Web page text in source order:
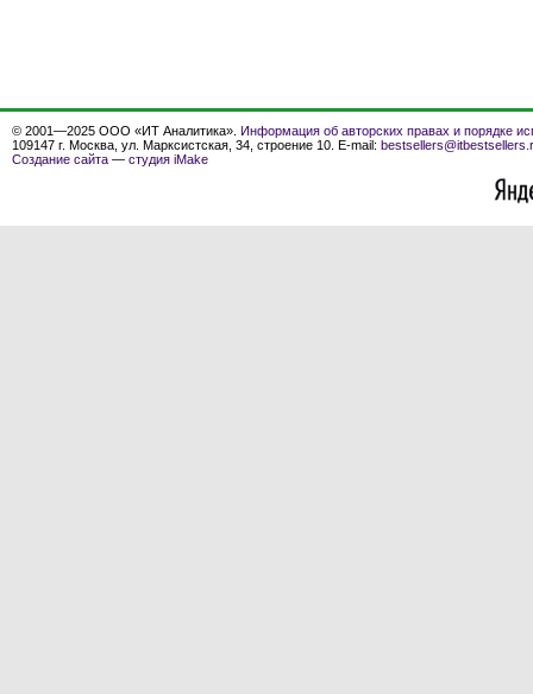
© 2001—2025 ООО «ИТ Аналитика». Информация об авторских правах и порядке
109147 г. Москва, ул. Марксистская, 34, строение 10. E-mail:
Создание сайта — студия iMake